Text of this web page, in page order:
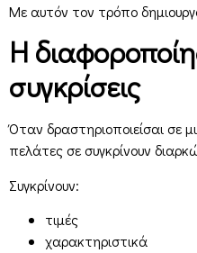
Με αυτόν τον τρόπο
Η
συγκρίσεις
Όταν δραστηριοποιείσαι σε
πελάτες σε συγκρίνουν
Συγκρίνουν:
τιμές
χαρακτηριστικά